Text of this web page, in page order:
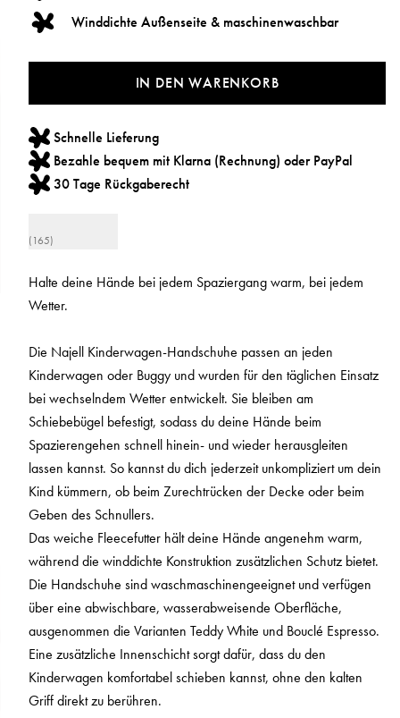
Winddichte Außenseite & maschinenwaschbar
IN DEN WARENKORB
Schnelle Lieferung
Bezahle bequem mit Klarna (Rechnung) oder PayPal
30 Tage Rückgaberecht
(165)
Halte deine Hände bei jedem Spaziergang warm, bei jedem
Wetter.
Die Najell Kinderwagen-Handschuhe passen an jeden
Kinderwagen oder Buggy und wurden für den täglichen Einsatz
bei wechselndem Wetter entwickelt. Sie bleiben am
Schiebebügel befestigt, sodass du deine Hände beim
Spazierengehen schnell hinein- und wieder herausgleiten
lassen kannst. So kannst du dich jederzeit unkompliziert um dein
Kind kümmern, ob beim Zurechtrücken der Decke oder beim
Geben des Schnullers.
Das weiche Fleecefutter hält deine Hände angenehm warm,
während die winddichte Konstruktion zusätzlichen Schutz bietet.
Die Handschuhe sind waschmaschinengeeignet und verfügen
über eine abwischbare, wasserabweisende Oberfläche,
ausgenommen die Varianten Teddy White und Bouclé Espresso.
Eine zusätzliche Innenschicht sorgt dafür, dass du den
Kinderwagen komfortabel schieben kannst, ohne den kalten
Griff direkt zu berühren.